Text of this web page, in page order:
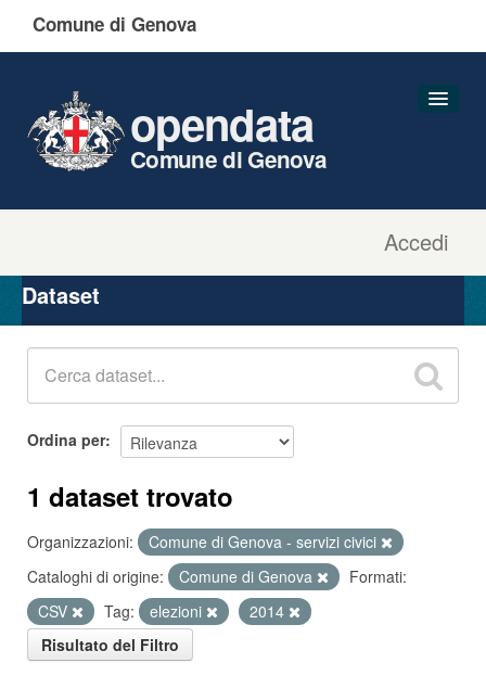
Comune di Genova
Accedi
opendata
Comune di Genova
Organizzazioni
Gruppi
Dataset
Ordina per
1 dataset trovato
Organizzazioni:
Comune di Genova - servizi civici
Cataloghi di origine:
Comune di Genova
Formati:
CSV
Tag: elezioni
2014
Risultato del Filtro